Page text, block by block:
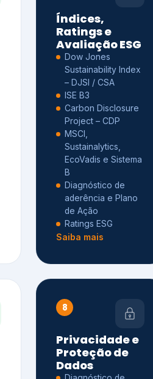
Índices,
Ratings e
Avaliação ESG
Dow Jones
Sustainability Index
– DJSI / CSA
ISE B3
Carbon Disclosure
Project – CDP
MSCI,
Sustainalytics,
EcoVadis e Sistema
B
Diagnóstico de
aderência e Plano
de Ação
Ratings ESG
Saiba mais
8
Privacidade e
Proteção de
Dados